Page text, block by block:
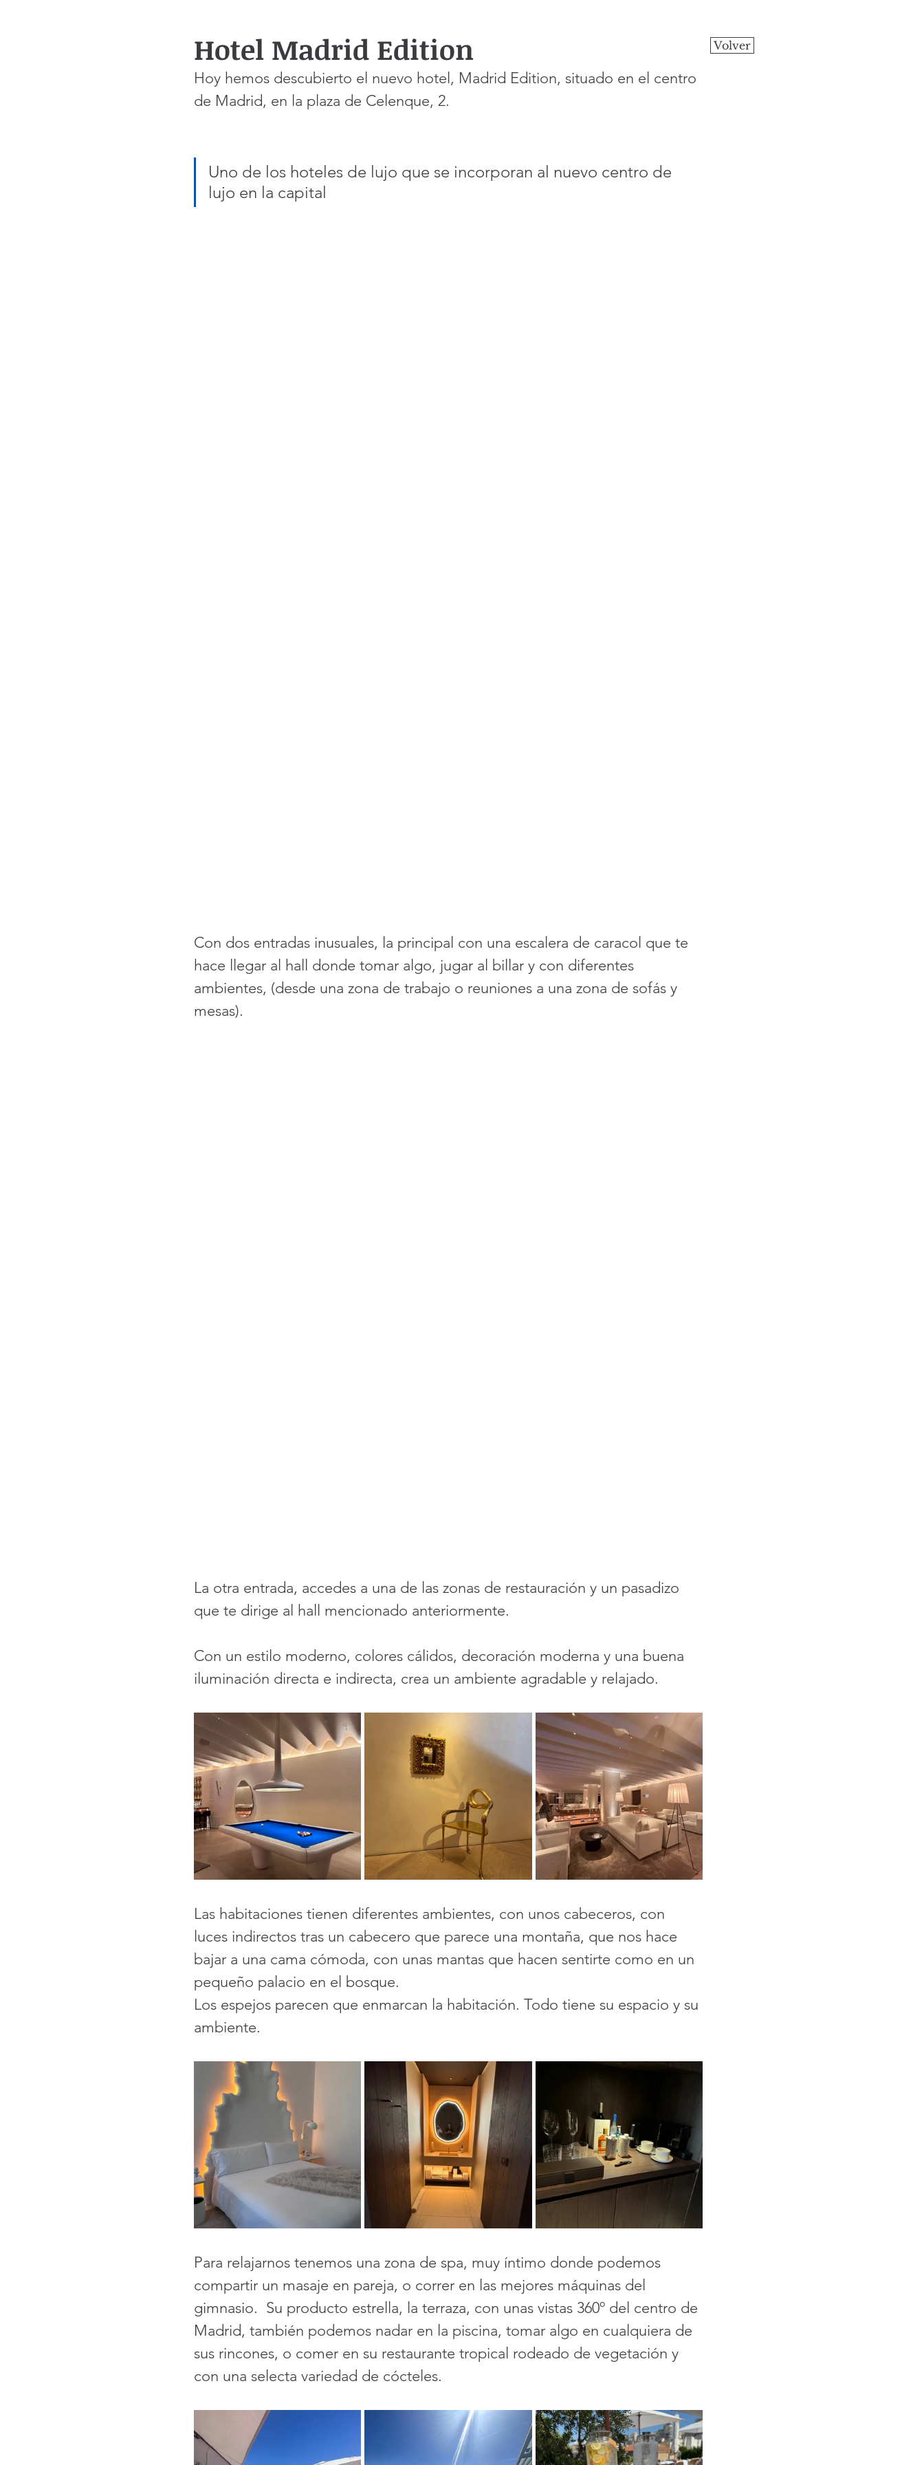
Hotel Madrid Edition
Hoy hemos descubierto el nuevo hotel, Madrid Edition, situado en el centro
de Madrid, en la plaza de Celenque, 2.
Uno de los hoteles de lujo que se incorporan al nuevo centro de
lujo en la capital
Con dos entradas inusuales, la principal con una escalera de caracol que te
hace llegar al hall donde tomar algo, jugar al billar y con diferentes
ambientes, (desde una zona de trabajo o reuniones a una zona de sofás y
mesas).
La otra entrada, accedes a una de las zonas de restauración y un pasadizo
que te dirige al hall mencionado anteriormente.
Con un estilo moderno, colores cálidos, decoración moderna y una buena
iluminación directa e indirecta, crea un ambiente agradable y relajado.
Las habitaciones tienen diferentes ambientes, con unos cabeceros, con
luces indirectos tras un cabecero que parece una montaña, que nos hace
bajar a una cama cómoda, con unas mantas que hacen sentirte como en un
pequeño palacio en el bosque.
Los espejos parecen que enmarcan la habitación. Todo tiene su espacio y su
ambiente.
Para relajarnos tenemos una zona de spa, muy íntimo donde podemos
compartir un masaje en pareja, o correr en las mejores máquinas del
gimnasio. Su producto estrella, la terraza, con unas vistas 360º del centro de
Madrid, también podemos nadar en la piscina, tomar algo en cualquiera de
sus rincones, o comer en su restaurante tropical rodeado de vegetación y
con una selecta variedad de cócteles.
Volver